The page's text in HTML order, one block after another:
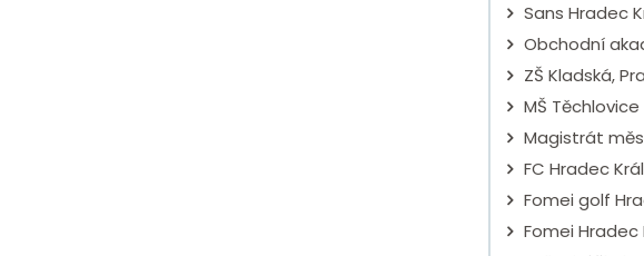
Sans Hradec
Obchodní
ZŠ Kladská,
MŠ Těchlovice
Magistrát
FC Hradec
Fomei golf
Fomei Hradec